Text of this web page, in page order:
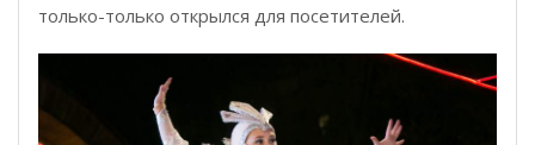
только-только открылся для посетителей.